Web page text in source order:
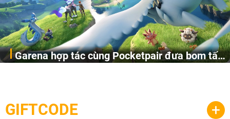
Garena hợp tác cùng Pocketpair đưa bom tấn
cầu, theo giấy phép chính thức từ công ty game Nhật Bản
Pocketpair, Inc.
GIFTCODE +